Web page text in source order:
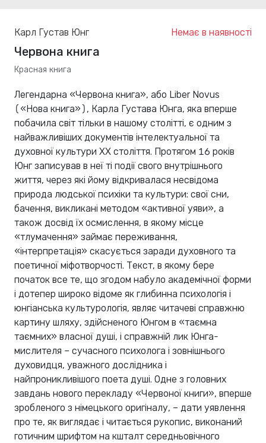
Карл Густав Юнг Немає в наявності
Червона книга
Красная книга
Легендарна «Червона книга», або Liber Novus
(«Нова книга»), Карла Густава Юнга, яка вперше
побачила світ тільки в нашому столітті, є одним з
найважливіших документів інтелектуальної та
духовної культури ХХ століття. Протягом 16 років
Юнг записував в неї ті події свого внутрішнього
життя, через які йому відкривалася несвідома
природа людської психіки та культури: свої сни,
бачення, викликані методом «активної уяви», а
також досвід їх осмислення, в якому місце
«тлумачення» займає переживання,
«інтерпретація» скасується заради духовного та
поетичної міфотворчості. Текст, в якому бере
початок все те, що згодом набуло академічної форми
і дотепер широко відоме як глибинна психологія і
юнгіанська культурологія, являє читачеві справжню
картину шляху, здійсненого Юнгом в «таємна
таємних» власної душі, і справжній лик Юнга-
мислителя – сучасного психолога і зовнішнього
духовидця, уважного дослідника і
найпроникливішого поета душі. Одне з головних
завдань нового перекладу «Червоної книги», вперше
зробленого з німецького оригіналу, – дати уявлення
про те, як виглядає і читається рукопис, виконаний
готичним шрифтом на кшталт середньовічного